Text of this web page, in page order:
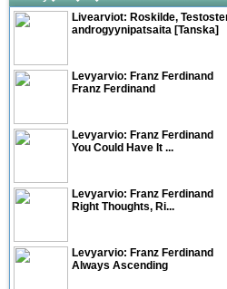
Livearviot: Roskilde,
androgyynipatsaita [Tanska]
Levyarvio: Franz Ferdinand
Franz Ferdinand
Levyarvio: Franz Ferdinand
You Could Have It ...
Levyarvio: Franz Ferdinand
Right Thoughts, Ri...
Levyarvio: Franz Ferdinand
Always Ascending